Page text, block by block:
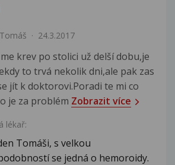
Tomáš 24.3.2017
krev po stolici už delší dobu,je
to trvá nekolik dni,ale pak zas
jít k doktorovi.Poradi te mi co
je za problém Zobrazit více
lékař:
Tomáši, s velkou
se jedná o hemoroidy.